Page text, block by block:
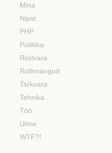
Mina
Nipid
PHP
Poliitika
Riistvara
Rollimängud
Tarkvara
Tehnika
Töö
Ulme
WTF?!